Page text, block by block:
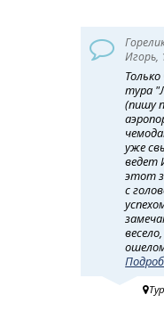
Игорь,
тура
(пишу
уже
ведет
этот
с